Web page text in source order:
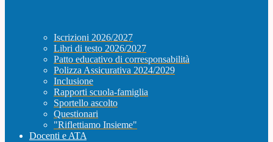
Iscrizioni 2026/2027
Libri di testo 2026/2027
Patto educativo di corresponsabilità
Polizza Assicurativa 2024/2029
Inclusione
Rapporti scuola-famiglia
Sportello ascolto
Questionari
"Riflettiamo Insieme"
Docenti e ATA